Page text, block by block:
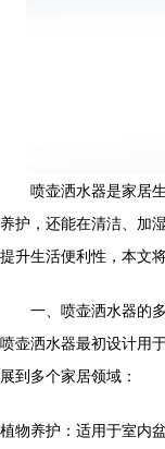
喷壶洒水器是家居
养护，还能在清洁、加
提升生活便利性，本文
一、喷壶洒水器的
喷壶洒水器最初设计用
展到多个家居领域：
植物养护：适用于室内